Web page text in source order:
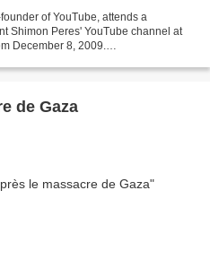
of YouTube, attends a
Shimon Peres' YouTube channel at
December 8, 2009.
de Gaza